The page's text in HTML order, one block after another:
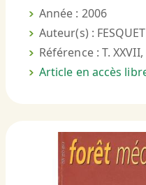
Année : 2006
Auteur(s) : FESQUET
Référence : T.
Article en accès